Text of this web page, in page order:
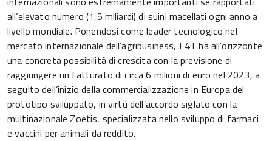
all’elevato numero (1,5 miliardi) di suini macellati ogni anno a
livello mondiale. Ponendosi come leader tecnologico nel
mercato internazionale dell’agribusiness, F4T ha all’orizzonte
una concreta possibilità di crescita con la previsione di
raggiungere un fatturato di circa 6 milioni di euro nel 2023, a
seguito dell’inizio della commercializzazione in Europa del
prototipo sviluppato, in virtù dell’accordo siglato con la
multinazionale Zoetis, specializzata nello sviluppo di farmaci
e vaccini per animali da reddito.